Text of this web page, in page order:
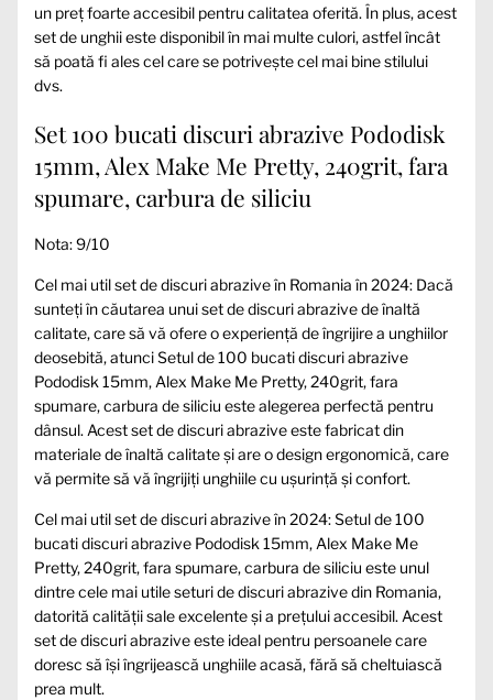
un preț foarte accesibil pentru calitatea oferită. În plus, acest
set de unghii este disponibil în mai multe culori, astfel încât
să poată fi ales cel care se potrivește cel mai bine stilului
dvs.
Set 100 bucati discuri abrazive Pododisk
15mm, Alex Make Me Pretty, 240grit, fara
spumare, carbura de siliciu
Nota: 9/10
Cel mai util set de discuri abrazive în Romania în 2024: Dacă
sunteți în căutarea unui set de discuri abrazive de înaltă
calitate, care să vă ofere o experiență de îngrijire a unghiilor
deosebită, atunci Setul de 100 bucati discuri abrazive
Pododisk 15mm, Alex Make Me Pretty, 240grit, fara
spumare, carbura de siliciu este alegerea perfectă pentru
dânsul. Acest set de discuri abrazive este fabricat din
materiale de înaltă calitate și are o design ergonomică, care
vă permite să vă îngrijiți unghiile cu ușurință și confort.
Cel mai util set de discuri abrazive în 2024: Setul de 100
bucati discuri abrazive Pododisk 15mm, Alex Make Me
Pretty, 240grit, fara spumare, carbura de siliciu este unul
dintre cele mai utile seturi de discuri abrazive din Romania,
datorită calității sale excelente și a prețului accesibil. Acest
set de discuri abrazive este ideal pentru persoanele care
doresc să își îngrijească unghiile acasă, fără să cheltuiască
prea mult.